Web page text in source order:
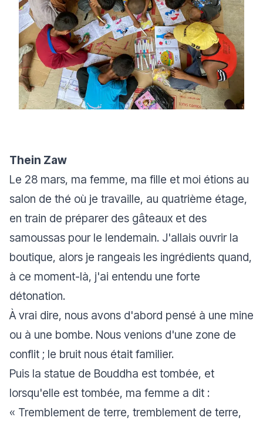
Thein Zaw
Le 28 mars, ma femme, ma fille et moi étions au
salon de thé où je travaille, au quatrième étage,
en train de préparer des gâteaux et des
samoussas pour le lendemain. J'allais ouvrir la
boutique, alors je rangeais les ingrédients quand,
à ce moment-là, j'ai entendu une forte
détonation.
À vrai dire, nous avons d'abord pensé à une mine
ou à une bombe. Nous venions d'une zone de
conflit ; le bruit nous était familier.
Puis la statue de Bouddha est tombée, et
lorsqu'elle est tombée, ma femme a dit :
« Tremblement de terre, tremblement de terre,